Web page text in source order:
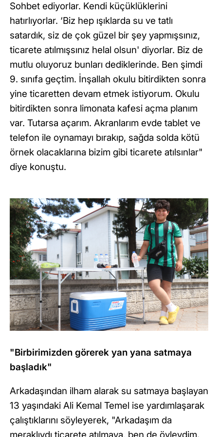
Sohbet ediyorlar. Kendi küçüklüklerini
hatırlıyorlar. ‘Biz hep ışıklarda su ve tatlı
satardık, siz de çok güzel bir şey yapmışsınız,
ticarete atılmışsınız helal olsun' diyorlar. Biz de
mutlu oluyoruz bunları dediklerinde. Ben şimdi
9. sınıfa geçtim. İnşallah okulu bitirdikten sonra
yine ticaretten devam etmek istiyorum. Okulu
bitirdikten sonra limonata kafesi açma planım
var. Tutarsa açarım. Akranlarım evde tablet ve
telefon ile oynamayı bırakıp, sağda solda kötü
örnek olacaklarına bizim gibi ticarete atılsınlar"
diye konuştu.
"Birbirimizden görerek yan yana satmaya
başladık"
Arkadaşından ilham alarak su satmaya başlayan
13 yaşındaki Ali Kemal Temel ise yardımlaşarak
çalıştıklarını söyleyerek, "Arkadaşım da